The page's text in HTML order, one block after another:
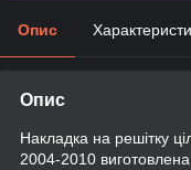
Опис
Опис
Накладка на решітку
2004-2010 виготовлена